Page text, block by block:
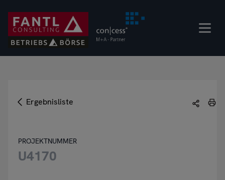
zum
Inhalt
Ergebnisliste
PROJEKTNUMMER
U4170